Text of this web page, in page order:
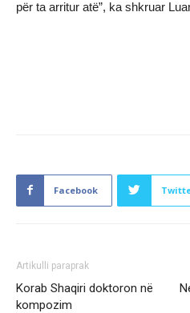
për ta arritur atë”, ka shkruar
Facebook
Artikulli paraprak
Korab Shaqiri doktoron në
kompozim